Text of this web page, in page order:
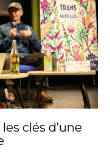
clés d’une